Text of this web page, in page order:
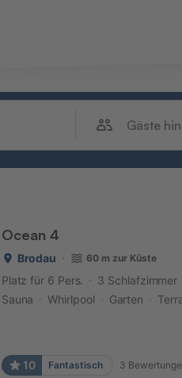
Gäste
Ocean 4
Brodau 60 m zur Küste
Platz für 6 Pers. 3 Schlafzimmer
Sauna
Whirlpool Garten
10 Fantastisch 3